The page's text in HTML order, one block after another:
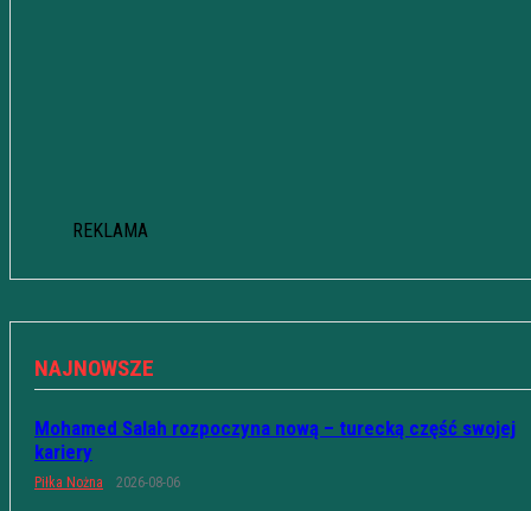
REKLAMA
NAJNOWSZE
Mohamed Salah rozpoczyna nową – turecką część swojej
kariery
Piłka Nożna 2026-08-06